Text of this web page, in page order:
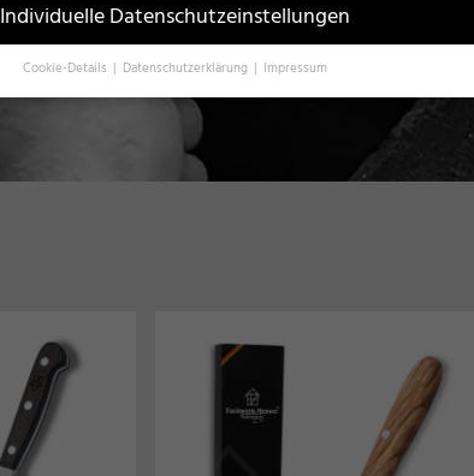
Individuelle Datenschutzeinstellungen
Cookie-Details Datenschutzerklärung Impressum
Datenschutzeinstellungen
alt sind und Ihre Zustimmung zu freiwilligen Diensten geben
Ihre Erziehungsberechtigten um Erlaubnis bitten.
über alle verwendeten Cookies. Sie können Ihre
Kategorien geben oder sich weitere Informationen anzeigen
Cookies auswählen.